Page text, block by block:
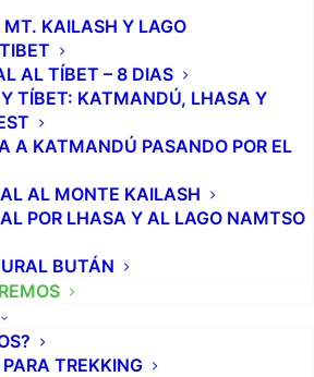
KAILASH Y LAGO
AL TÍBET – 8 DIAS
TÍBET: KATMANDÚ, LHASA Y
A KATMANDÚ PASANDO POR EL
AL MONTE KAILASH
POR LHASA Y AL LAGO NAMTSO
BUTÁN
TREKKING